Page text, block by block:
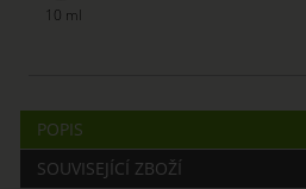
10 ml
POPIS
SOUVISEJÍCÍ ZBOŽÍ